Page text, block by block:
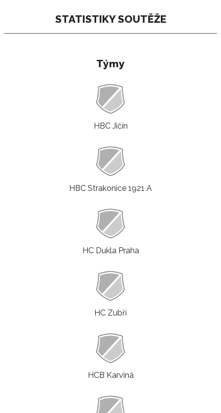
STATISTIKY SOUTĚŽE
Týmy
HBC Jičín
HBC Strakonice 1921 A
HC Dukla Praha
HC Zubří
HCB Karviná